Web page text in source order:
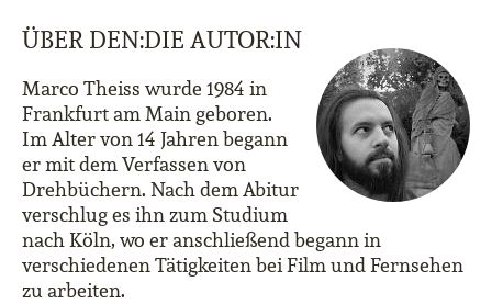
ÜBER DEN:DIE AUTOR:IN
Marco Theiss wurde 1984 in
Frankfurt am Main geboren.
Im Alter von 14 Jahren begann
er mit dem Verfassen von
Drehbüchern. Nach dem Abitur
verschlug es ihn zum Studium
nach Köln, wo er anschließend begann in
verschiedenen Tätigkeiten bei Film und Fernsehen
zu arbeiten.